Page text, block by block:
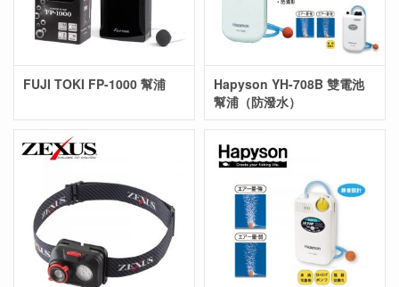
FUJI TOKI FP-1000 幫浦
Hapyson YH-708B 雙電池
幫浦（防潑水）